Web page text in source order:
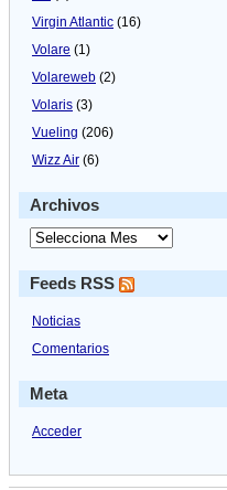
Virgin Atlantic (16)
Volare (1)
Volareweb (2)
Volaris (3)
Vueling (206)
Wizz Air (6)
Archivos
Feeds RSS
Noticias
Comentarios
Meta
Acceder